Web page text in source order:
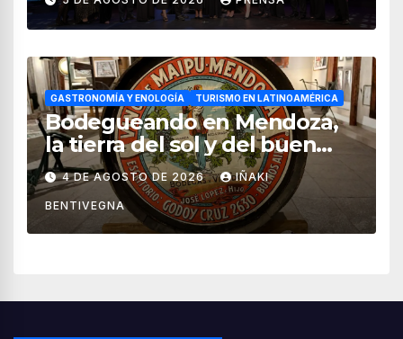
turismo en México
GASTRONOMÍA Y ENOLOGÍA TURISMO EN LATINOAMÉRICA
Bodegueando en Mendoza,
la tierra del sol y del buen
vino
4 DE AGOSTO DE 2026 IÑAKI
BENTIVEGNA